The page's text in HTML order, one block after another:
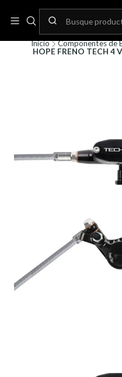
Envíos gratis por compras
Inicio Componentes de
HOPE FRENO TECH 4